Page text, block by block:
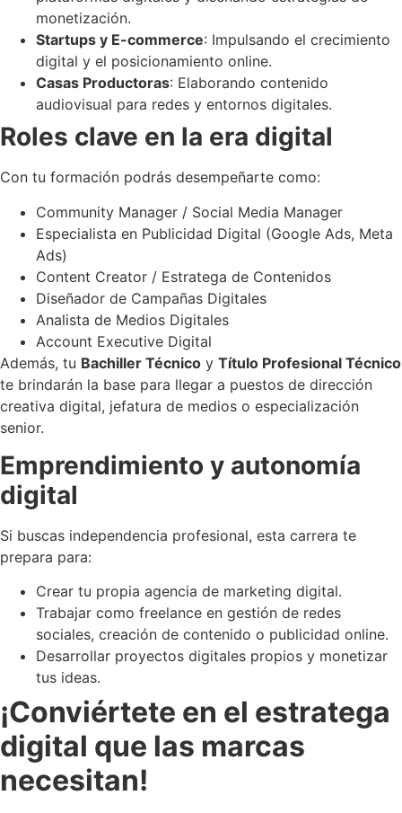
monetización.
Startups y E-commerce: Impulsando el crecimiento
digital y el posicionamiento online.
Casas Productoras: Elaborando contenido
audiovisual para redes y entornos digitales.
Roles clave en la era digital
Con tu formación podrás desempeñarte como:
Community Manager / Social Media Manager
Especialista en Publicidad Digital (Google Ads, Meta
Ads)
Content Creator / Estratega de Contenidos
Diseñador de Campañas Digitales
Analista de Medios Digitales
Account Executive Digital
Además, tu Bachiller Técnico y Título Profesional Técnico
te brindarán la base para llegar a puestos de dirección
creativa digital, jefatura de medios o especialización
senior.
Emprendimiento y autonomía
digital
Si buscas independencia profesional, esta carrera te
prepara para:
Crear tu propia agencia de marketing digital.
Trabajar como freelance en gestión de redes
sociales, creación de contenido o publicidad online.
Desarrollar proyectos digitales propios y monetizar
tus ideas.
¡Conviértete en el estratega
digital que las marcas
necesitan!